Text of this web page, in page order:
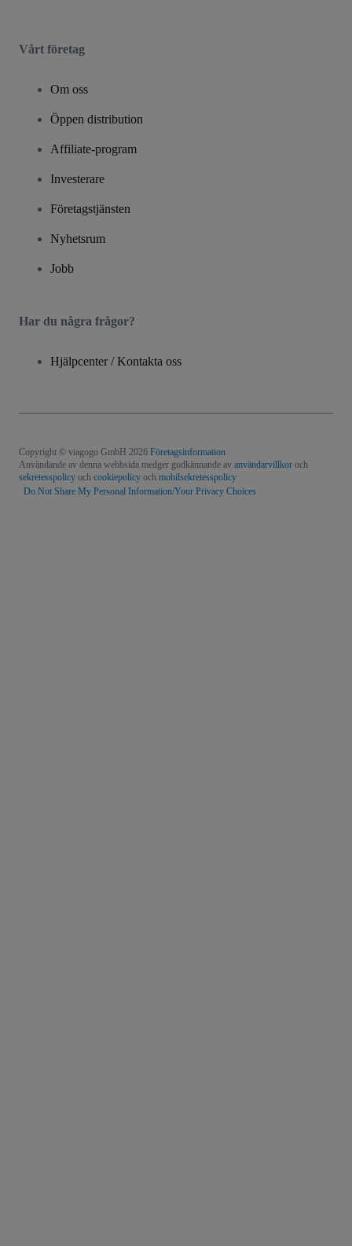
Vårt företag
Om oss
Öppen distribution
Affiliate-program
Investerare
Företagstjänsten
Nyhetsrum
Jobb
Har du några frågor?
Hjälpcenter / Kontakta oss
Copyright © viagogo GmbH 2026 Företagsinformation
Användande av denna webbsida medger godkännande av användarvillkor och
sekretesspolicy och cookiepolicy och mobilsekretesspolicy
Do Not Share My Personal Information/Your Privacy Choices